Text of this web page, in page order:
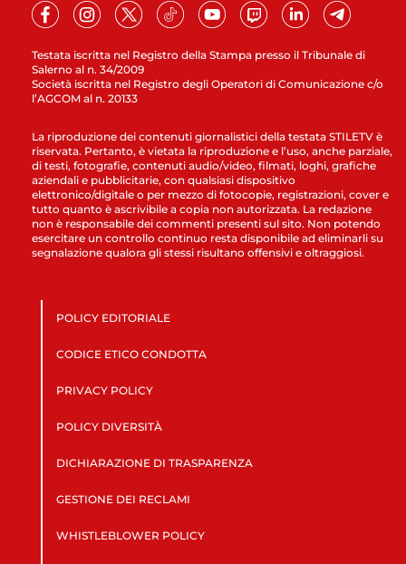
Testata iscritta nel Registro della Stampa presso il Tribunale di
Salerno al n. 34/2009
Società iscritta nel Registro degli Operatori di Comunicazione c/o
l’AGCOM al n. 20133
La riproduzione dei contenuti giornalistici della testata STILETV è
riservata. Pertanto, è vietata la riproduzione e l’uso, anche parziale,
di testi, fotografie, contenuti audio/video, filmati, loghi, grafiche
aziendali e pubblicitarie, con qualsiasi dispositivo
elettronico/digitale o per mezzo di fotocopie, registrazioni, cover e
tutto quanto è ascrivibile a copia non autorizzata. La redazione
non è responsabile dei commenti presenti sul sito. Non potendo
esercitare un controllo continuo resta disponibile ad eliminarli su
segnalazione qualora gli stessi risultano offensivi e oltraggiosi.
POLICY EDITORIALE
CODICE ETICO CONDOTTA
PRIVACY POLICY
POLICY DIVERSITÀ
DICHIARAZIONE DI TRASPARENZA
GESTIONE DEI RECLAMI
WHISTLEBLOWER POLICY